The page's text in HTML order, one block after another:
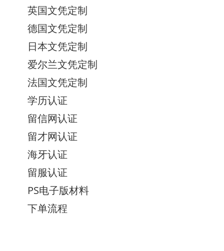
英国文凭定制
德国文凭定制
日本文凭定制
爱尔兰文凭定制
法国文凭定制
学历认证
留信网认证
留才网认证
海牙认证
留服认证
PS电子版材料
下单流程